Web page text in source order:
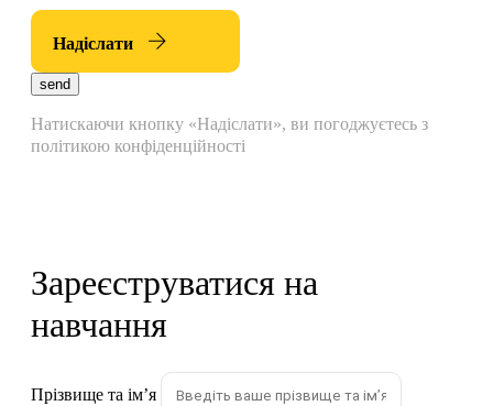
Надіслати
send
Натискаючи кнопку «Надіслати», ви погоджуєтесь з
політикою конфіденційності
Зареєструватися на
навчання
Прізвище та імʼя